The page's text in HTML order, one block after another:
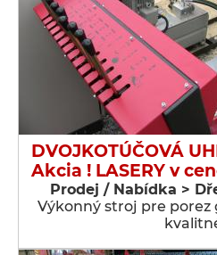
DVOJKOTÚČOVÁ
Akcia ! LASERY v
Prodej / Nabídka >
Výkonný stroj pre porez